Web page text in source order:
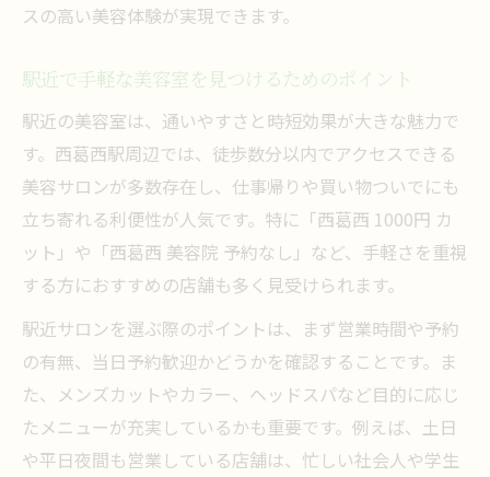
安さだけでなく技術力も重視した美容室選
美容室の口コミや評判を活用した選び方
セットメニューで美容室費用を最大限節約
美容室で受けられるサービス内容の違い
スの高い美容体験が実現できます。
駅近で手軽な美容室を見つけるためのポイント
駅近の美容室は、通いやすさと時短効果が大きな魅力で
す。西葛西駅周辺では、徒歩数分以内でアクセスできる
美容サロンが多数存在し、仕事帰りや買い物ついでにも
立ち寄れる利便性が人気です。特に「西葛西 1000円 カ
ット」や「西葛西 美容院 予約なし」など、手軽さを重視
する方におすすめの店舗も多く見受けられます。
駅近サロンを選ぶ際のポイントは、まず営業時間や予約
の有無、当日予約歓迎かどうかを確認することです。ま
た、メンズカットやカラー、ヘッドスパなど目的に応じ
たメニューが充実しているかも重要です。例えば、土日
や平日夜間も営業している店舗は、忙しい社会人や学生